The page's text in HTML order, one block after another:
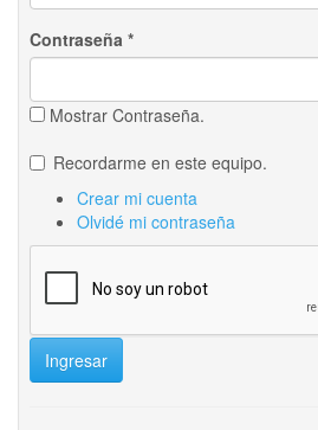
Contraseña *
Mostrar Contraseña.
Recordarme en este equipo.
Crear mi cuenta
Olvidé mi contraseña
Ingresar